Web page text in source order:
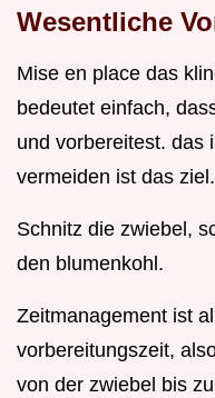
Wesentliche
Mise en place das
bedeutet einfach,
und vorbereitest. das
vermeiden ist das ziel.
Schnitz die zwiebel,
den blumenkohl.
Zeitmanagement ist
vorbereitungszeit,
von der zwiebel bis